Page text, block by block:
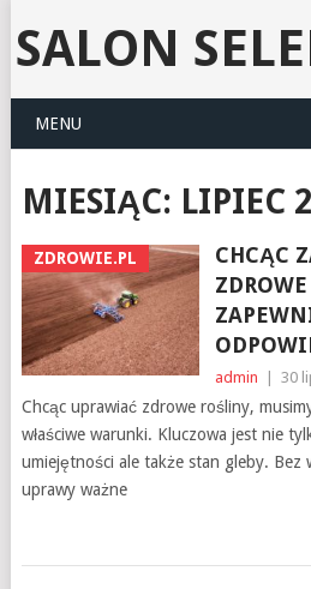
SALON
MENU
MIESIĄC: LIPIEC
ZDROWIE.PL
CHCĄC
admin 30
Chcąc uprawiać zdrowe rośliny,
właściwe warunki. Kluczowa jest nie
umiejętności ale także stan gleby. Bez
uprawy ważne